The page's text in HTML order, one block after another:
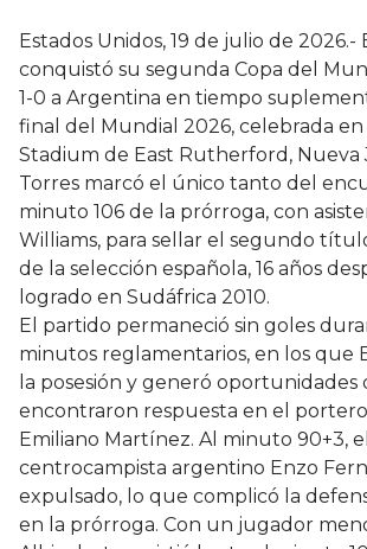
Estados Unidos, 19 de julio de 2026.-
conquistó su segunda Copa del
1-0 a Argentina en tiempo
final del Mundial 2026, celebrada
Stadium de East Rutherford, Nueva
Torres marcó el único tanto del
minuto 106 de la prórroga, con
Williams, para sellar el segundo
de la selección española, 16 años
logrado en Sudáfrica 2010.
El partido permaneció sin goles
minutos reglamentarios, en los que
la posesión y generó oportunidades
encontraron respuesta en el
Emiliano Martínez. Al minuto 90+3, el
centrocampista argentino Enzo
expulsado, lo que complicó la
en la prórroga. Con un jugador